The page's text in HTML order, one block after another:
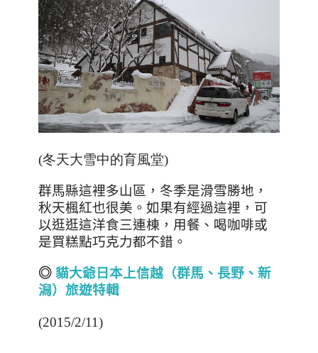
(冬天大雪中的育風堂)
群馬縣這裡多山區，冬季是滑雪勝地，
秋天楓紅也很美。如果有經過這裡，可
以逛逛這洋食三連棟，用餐、喝咖啡或
是買糕點巧克力都不錯。
◎ 貓大爺日本上信越（群馬、長野、新
潟）旅遊特輯
(2015/2/11)